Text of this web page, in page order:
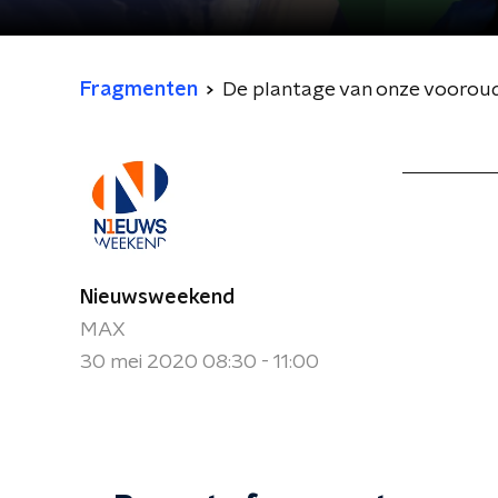
Fragmenten De plantage van onze
Nieuwsweekend
MAX
30 mei 2020 08:30 - 11:00